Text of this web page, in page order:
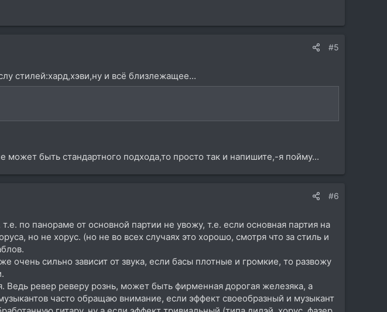
#5
стилей:хард,хэви,ну и всё близлежащее...
может быть стандартного подхода,то просто так и напишите,-я пойму...
#6
по панораме от основной партии не увожу, т.е. если основная партия на
но не хорус. (но не во всех случаях это хорошо, смотря что за стиль и
очень сильно зависит от звука, если басы плотные и громкие, то развожу
Ведь ревер реверу рознь, может быть фирменная дорогая железяка, а
часто обращаю внимание, если эффект своеобразный и музыкант